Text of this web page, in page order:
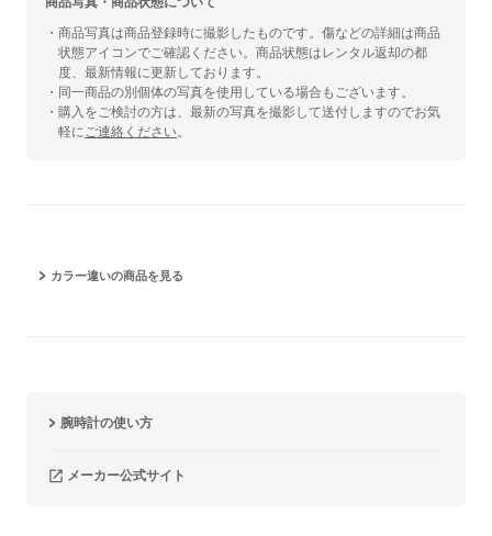
・商品写真は商品登録時に撮影したものです。傷などの詳細は商品
状態アイコンでご確認ください。商品状態はレンタル返却の都
度、最新情報に更新しております。
・同一商品の別個体の写真を使用している場合もございます。
・購入をご検討の方は、最新の写真を撮影して送付しますのでお気
軽にご連絡ください。
カラー違いの商品を見る
腕時計の使い方
メーカー公式サイト